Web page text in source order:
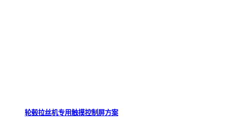
轮毂拉丝机专用触摸控制屏方案